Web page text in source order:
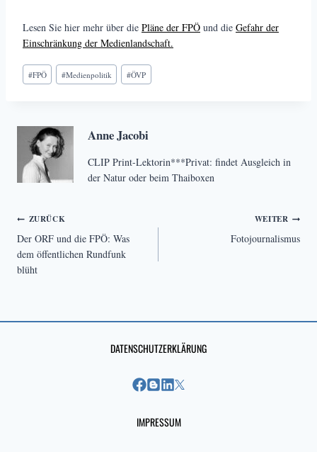
Lesen Sie hier mehr über die Pläne der FPÖ und die Gefahr der
Einschränkung der Medienlandschaft.
Schlagworte:
#FPÖ #Medienpolitik #ÖVP
Anne Jacobi
CLIP Print-Lektorin***Privat: findet Ausgleich in
der Natur oder beim Thaiboxen
Beitragsnavigation
ZURÜCK
Der ORF und die FPÖ: Was
dem öffentlichen Rundfunk
blüht
WEITER
Fotojournalismus
DATENSCHUTZERKLÄRUNG
IMPRESSUM